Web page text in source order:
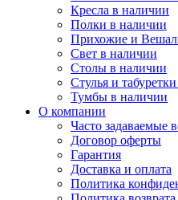
Кресла в наличии
Полки в наличии
Прихожие и
Свет в наличии
Столы в наличии
Стулья и
Тумбы в наличии
О компании
Часто задаваемые
Договор оферты
Гарантия
Доставка и оплата
Политика